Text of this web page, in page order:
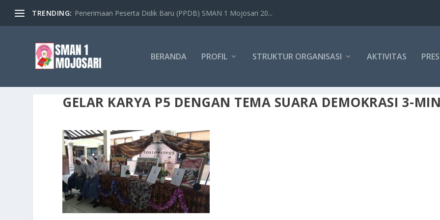
TRENDING: Penerimaan Peserta Didik Baru (PPDB) SMAN 1 Mojosari 20...
BERANDA PROFIL STRUKTUR ORGANISASI AKTIVITAS
GELAR KARYA P5 DENGAN TEMA SUARA DEMOKRASI 3-MIN